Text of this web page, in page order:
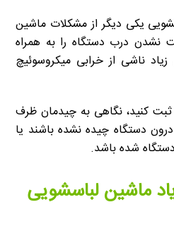
یکی دیگر از مشکلات ماشین
درب دستگاه را به همراه
ناشی از خرابی میکروسوئیچ
ثبت کنید، نگاهی به چیدمان ظرف
دستگاه چیده نشده باشند یا
شده باشد.
ماشین لباسشویی